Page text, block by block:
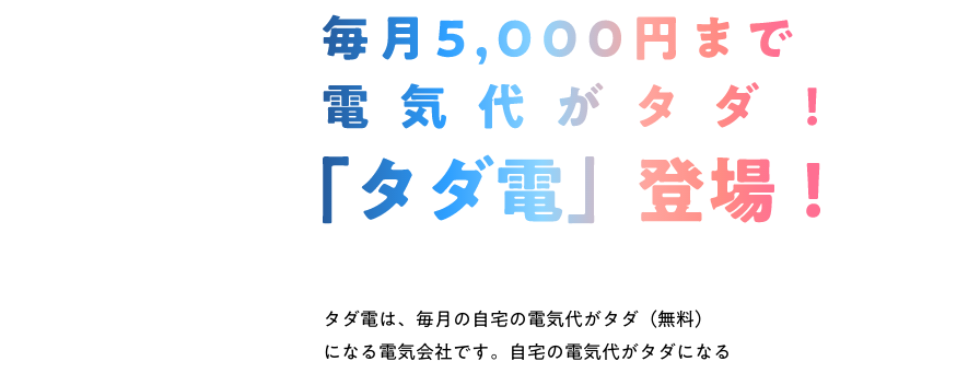
タダ電は、毎月の自宅の電気代がタダ（無料）
になる電気会社です。自宅の電気代がタダになる